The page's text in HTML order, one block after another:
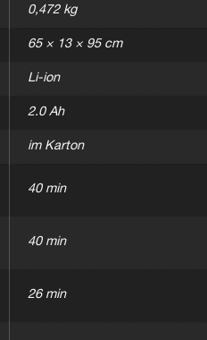
0,472 kg
65 × 13 × 95 cm
Li-ion
2.0 Ah
im Karton
40 min
40 min
26 min